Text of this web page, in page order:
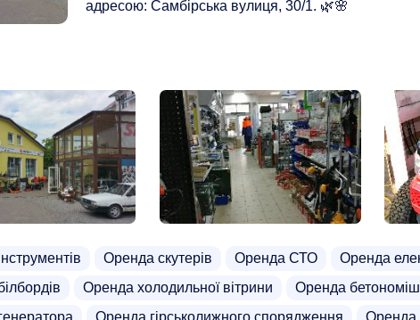
адресою: Самбірська вулиця, 30/1. 🌿🌸
Оренда скутерів Оренда СТО Оренда
Оренда холодильної вітрини Оренда
Оренда гірськолижного спорядження Оренда